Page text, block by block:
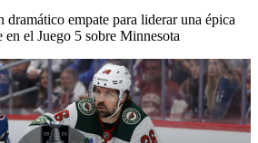
empate para liderar una épica
el Juego 5 sobre Minnesota